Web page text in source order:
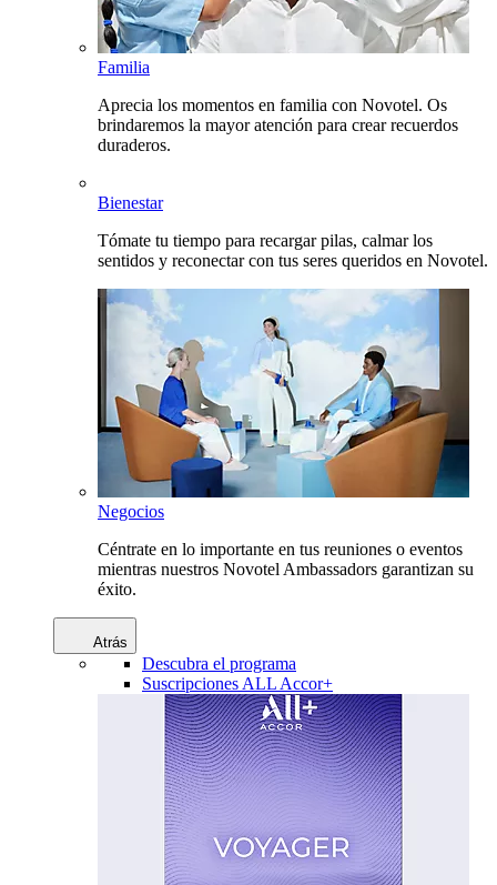
Familia
Aprecia los momentos en familia con Novotel. Os
brindaremos la mayor atención para crear recuerdos
duraderos.
Bienestar
Tómate tu tiempo para recargar pilas, calmar los
sentidos y reconectar con tus seres queridos en Novotel.
Negocios
Céntrate en lo importante en tus reuniones o eventos
mientras nuestros Novotel Ambassadors garantizan su
éxito.
Atrás
Descubra el programa
Suscripciones ALL Accor+